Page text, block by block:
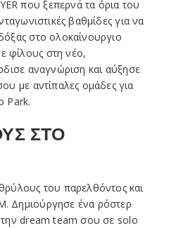
που ξεπερνά τα όρια του
βαθμίδες για να
στο ολοκαίνουργιο
φίλους στη νέο,
αναγνώριση και αύξησε
με αντίπαλες ομάδες για
Park.
ΣΤΟ
του παρελθόντος και
Δημιούργησε ένα ρόστερ
την dream team σου σε solo